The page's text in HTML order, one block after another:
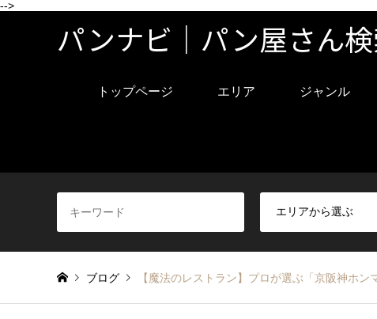
-->
パンナビ｜パン屋さん
トップページ エリア ジャンル
ブログ 【魔法のレストラン】プロが選ぶ「京阪神ホ